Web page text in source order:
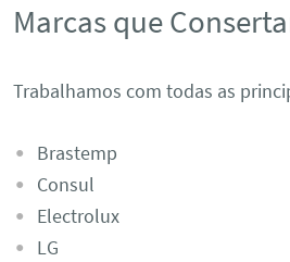
Marcas que
Trabalhamos com todas as
Brastemp
Consul
Electrolux
LG